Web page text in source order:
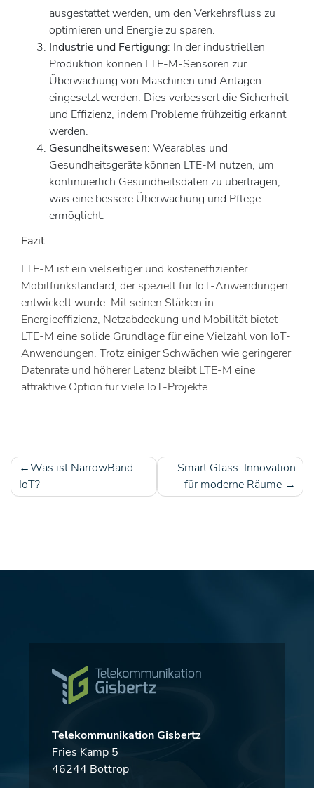
ausgestattet werden, um den Verkehrsfluss zu
optimieren und Energie zu sparen.
Industrie und Fertigung: In der industriellen
Produktion können LTE-M-Sensoren zur
Überwachung von Maschinen und Anlagen
eingesetzt werden. Dies verbessert die Sicherheit
und Effizienz, indem Probleme frühzeitig erkannt
werden.
Gesundheitswesen: Wearables und
Gesundheitsgeräte können LTE-M nutzen, um
kontinuierlich Gesundheitsdaten zu übertragen,
was eine bessere Überwachung und Pflege
ermöglicht.
Fazit
LTE-M ist ein vielseitiger und kosteneffizienter
Mobilfunkstandard, der speziell für IoT-Anwendungen
entwickelt wurde. Mit seinen Stärken in
Energieeffizienz, Netzabdeckung und Mobilität bietet
LTE-M eine solide Grundlage für eine Vielzahl von IoT-
Anwendungen. Trotz einiger Schwächen wie geringerer
Datenrate und höherer Latenz bleibt LTE-M eine
attraktive Option für viele IoT-Projekte.
Beitragsnavigation
Was ist NarrowBand
IoT?
Smart Glass: Innovation
für moderne Räume
Telekommunikation Gisbertz
Fries Kamp 5
46244 Bottrop